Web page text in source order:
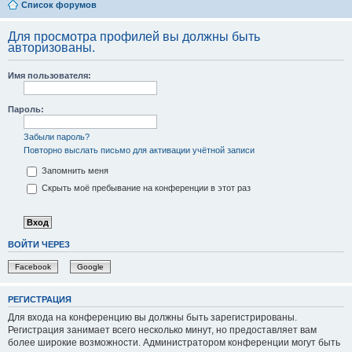
Список форумов
Для просмотра профилей вы должны быть
авторизованы.
Имя пользователя:
Пароль:
Забыли пароль?
Повторно выслать письмо для активации учётной записи
Запомнить меня
Скрыть моё пребывание на конференции в этот раз
ВОЙТИ ЧЕРЕЗ
Facebook Google
РЕГИСТРАЦИЯ
Для входа на конференцию вы должны быть зарегистрированы.
Регистрация занимает всего несколько минут, но предоставляет вам
более широкие возможности. Администратором конференции могут быть